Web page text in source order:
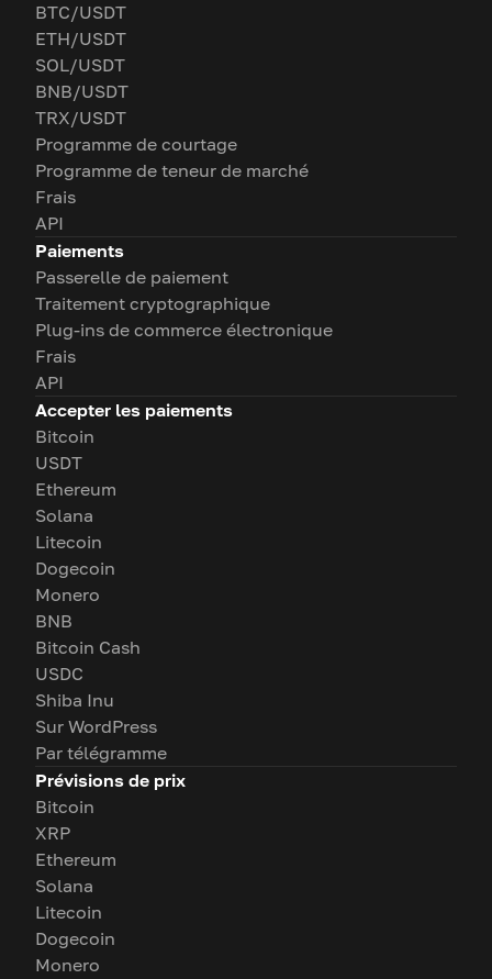
BTC/USDT
ETH/USDT
SOL/USDT
BNB/USDT
TRX/USDT
Programme de courtage
Programme de teneur de marché
Frais
API
Paiements
Passerelle de paiement
Traitement cryptographique
Plug-ins de commerce électronique
Frais
API
Accepter les paiements
Bitcoin
USDT
Ethereum
Solana
Litecoin
Dogecoin
Monero
BNB
Bitcoin Cash
USDC
Shiba Inu
Sur WordPress
Par télégramme
Prévisions de prix
Bitcoin
XRP
Ethereum
Solana
Litecoin
Dogecoin
Monero